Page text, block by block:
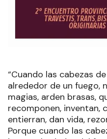
“Cuando las cabezas
alrededor de un fuego,
magias, arden brasas,
recomponen, inventan,
entierran, dan vida,
Porque cuando las